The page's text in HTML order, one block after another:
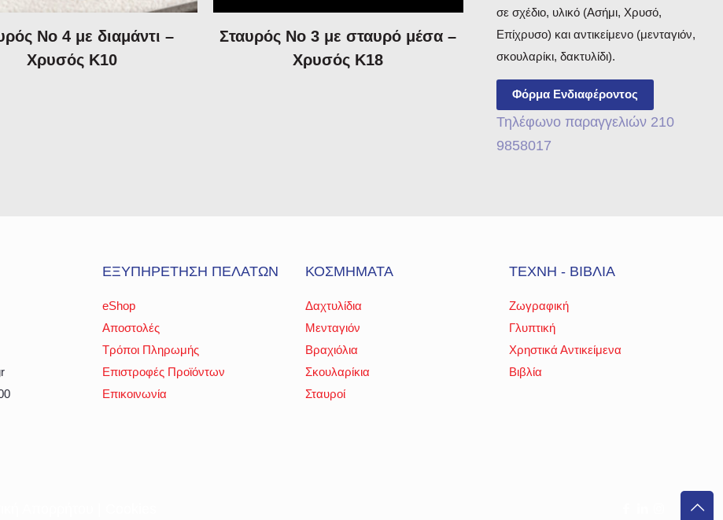
Νο 4 με διαμάντι –
Χρυσός Κ10
Σταυρός Νο 3 με σταυρό μέσα –
Χρυσός Κ18
σε σχέδιο, υλικό (Ασήμι, Χρυσό,
Επίχρυσο) και αντικείμενο (μενταγιόν,
σκουλαρίκι, δακτυλίδι).
Φόρμα Ενδιαφέροντος
Τηλέφωνο παραγγελιών 210
9858017
ΕΞΥΠΗΡΕΤΗΣΗ ΠΕΛΑΤΩΝ
eShop
Αποστολές
Τρόποι Πληρωμής
Επιστροφές Προϊόντων
Επικοινωνία
ΚΟΣΜΗΜΑΤΑ
Δαχτυλίδια
Μενταγιόν
Βραχιόλια
Σκουλαρίκια
Σταυροί
ΤΕΧΝΗ - ΒΙΒΛΙΑ
Ζωγραφική
Γλυπτική
Χρηστικά Αντικείμενα
Βιβλία